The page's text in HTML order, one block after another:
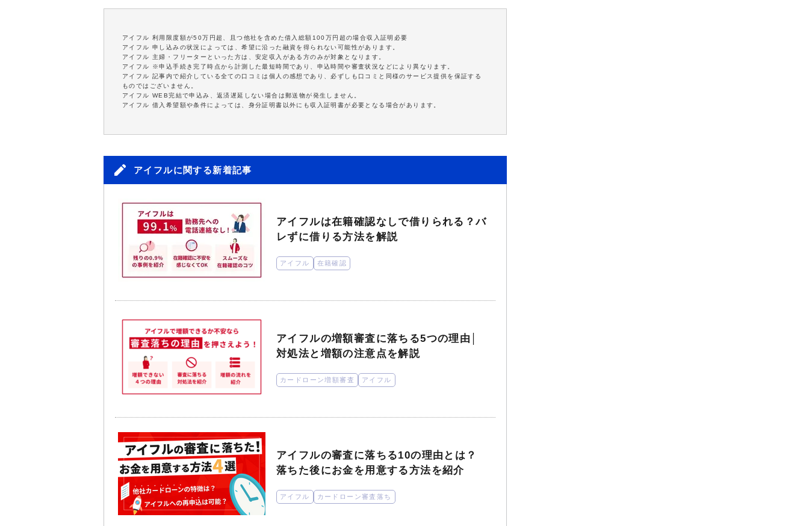
アイフル 利用限度額が50万円超、且つ他社を含めた借入総額100万円超の場合収入証明必要
アイフル 申し込みの状況によっては、希望に沿った融資を得られない可能性があります。
アイフル 主婦・フリーターといった方は、安定収入がある方のみが対象となります。
アイフル ※申込手続き完了時点から計測した最短時間であり、申込時間や審査状況などにより異なります。
アイフル 記事内で紹介している全ての口コミは個人の感想であり、必ずしも口コミと同様のサービス提供を保証する
ものではございません。
アイフル WEB完結で申込み、返済遅延しない場合は郵送物が発生しません。
アイフル 借入希望額や条件によっては、身分証明書以外にも収入証明書が必要となる場合があります。
アイフルに関する新着記事
アイフルは在籍確認なしで借りられる？バ
レずに借りる方法を解説
アイフル 在籍確認
アイフルの増額審査に落ちる5つの理由│
対処法と増額の注意点を解説
カードローン増額審査 アイフル
アイフルの審査に落ちる10の理由とは？
落ちた後にお金を用意する方法を紹介
アイフル カードローン審査落ち